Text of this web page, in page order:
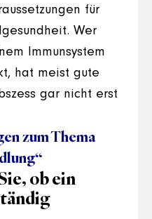
für
Wer
Immunsystem
hat meist gute
gar nicht erst
zum Thema
ob ein